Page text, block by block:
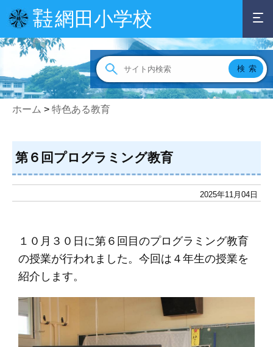
宇土
市立 網田小学校
ホーム > 特色ある教育
第６回プログラミング教育
2025年11月04日
１０月３０日に第６回目のプログラミング教育
の授業が行われました。今回は４年生の授業を
紹介します。